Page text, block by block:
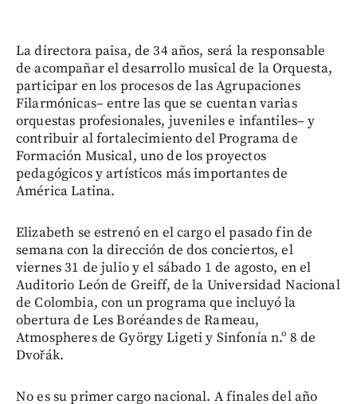
La directora paisa, de 34 años, será la responsable
de acompañar el desarrollo musical de la Orquesta,
participar en los procesos de las Agrupaciones
Filarmónicas– entre las que se cuentan varias
orquestas profesionales, juveniles e infantiles– y
contribuir al fortalecimiento del Programa de
Formación Musical, uno de los proyectos
pedagógicos y artísticos más importantes de
América Latina.
Elizabeth se estrenó en el cargo el pasado fin de
semana con la dirección de dos conciertos, el
viernes 31 de julio y el sábado 1 de agosto, en el
Auditorio León de Greiff, de la Universidad Nacional
de Colombia, con un programa que incluyó la
obertura de Les Boréandes de Rameau,
Atmospheres de György Ligeti y Sinfonía n.º 8 de
Dvořák.
No es su primer cargo nacional. A finales del año